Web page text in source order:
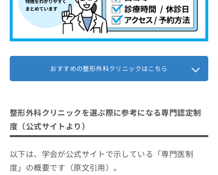
おすすめの整形外科クリニックはこちら
整形外科クリニックを選ぶ際に参考になる専門認定制
度（公式サイトより）
以下は、学会が公式サイトで示している「専門医制
度」の概要です（原文引用）。